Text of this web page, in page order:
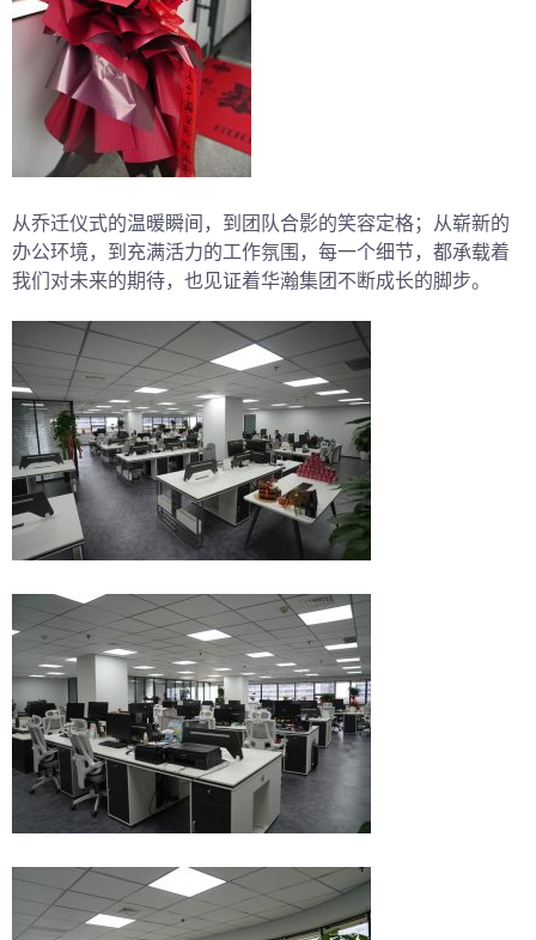
从乔迁仪式的温暖瞬间，到团队合影的笑容定格；从崭新的
办公环境，到充满活力的工作氛围，每一个细节，都承载着
我们对未来的期待，也见证着华瀚集团不断成长的脚步。